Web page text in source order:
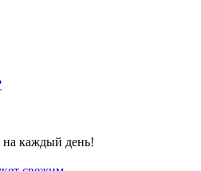
на каждый день!